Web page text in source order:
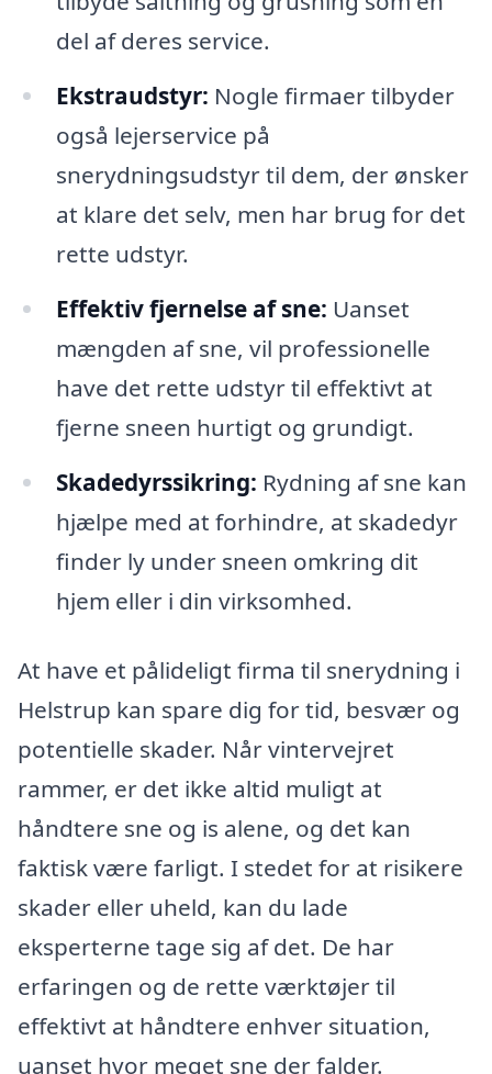
del af deres service.
Ekstraudstyr: Nogle firmaer tilbyder
også lejerservice på
snerydningsudstyr til dem, der ønsker
at klare det selv, men har brug for det
rette udstyr.
Effektiv fjernelse af sne: Uanset
mængden af sne, vil professionelle
have det rette udstyr til effektivt at
fjerne sneen hurtigt og grundigt.
Skadedyrssikring: Rydning af sne kan
hjælpe med at forhindre, at skadedyr
finder ly under sneen omkring dit
hjem eller i din virksomhed.
At have et pålideligt firma til snerydning i
Helstrup kan spare dig for tid, besvær og
potentielle skader. Når vintervejret
rammer, er det ikke altid muligt at
håndtere sne og is alene, og det kan
faktisk være farligt. I stedet for at risikere
skader eller uheld, kan du lade
eksperterne tage sig af det. De har
erfaringen og de rette værktøjer til
effektivt at håndtere enhver situation,
uanset hvor meget sne der falder.